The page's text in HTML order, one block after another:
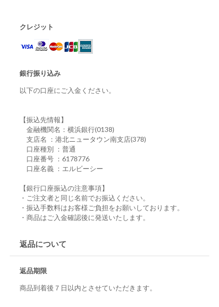
クレジット
銀行振り込み
以下の口座にご入金ください。
【振込先情報】
金融機関名：横浜銀行(0138)
支店名 ：港北ニュータウン南支店(378)
口座種別 ：普通
口座番号 ：6178776
口座名義 ：エルビーシー
【銀行口座振込の注意事項】
・ご注文者と同じ名前でお振込ください。
・振込手数料はお客様ご負担をお願いしております。
・商品はご入金確認後に発送いたします。
返品について
返品期限
商品到着後７日以内とさせていただきます。